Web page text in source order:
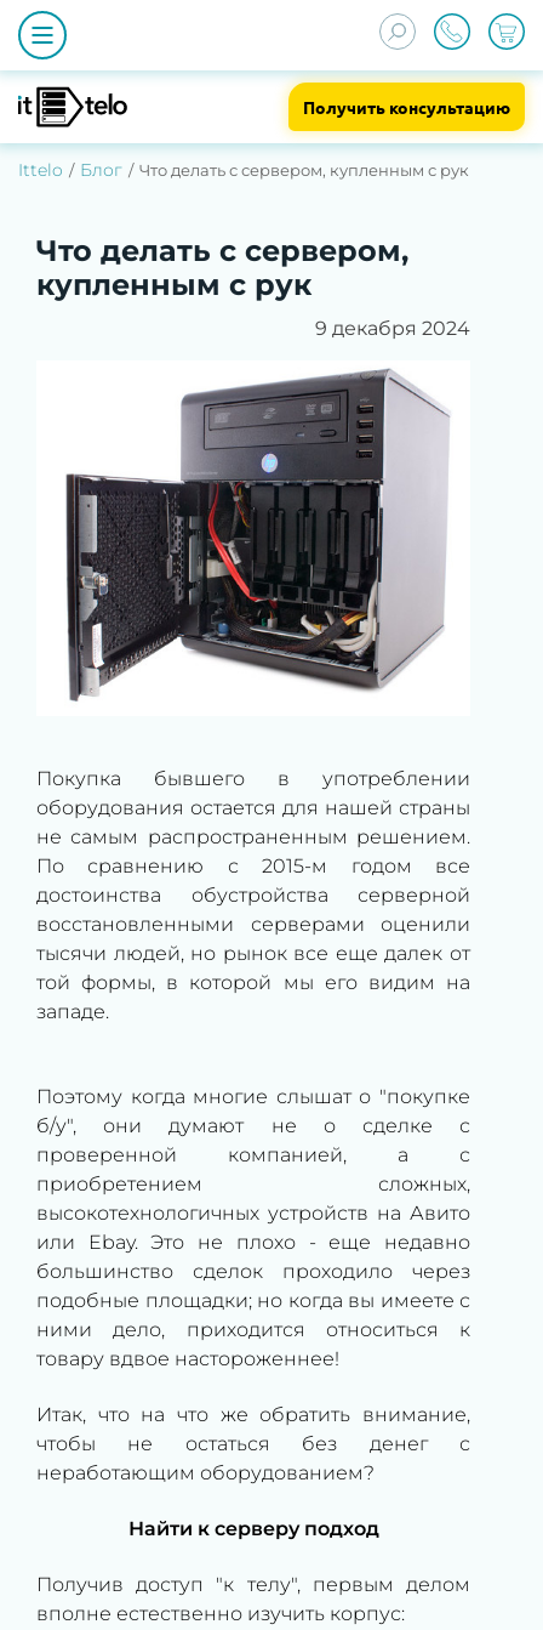
Получить консультацию
Ittelo Блог Что делать с сервером, купленным с рук
Что делать с сервером,
купленным с рук
9 декабря 2024
Покупка бывшего в употреблении
оборудования остается для нашей страны
не самым распространенным решением.
По сравнению с 2015-м годом все
достоинства обустройства серверной
восстановленными серверами оценили
тысячи людей, но рынок все еще далек от
той формы, в которой мы его видим на
западе.
Поэтому когда многие слышат о "покупке
б/у", они думают не о сделке с
проверенной компанией, а с
приобретением сложных,
высокотехнологичных устройств на Авито
или Ebay. Это не плохо - еще недавно
большинство сделок проходило через
подобные площадки; но когда вы имеете с
ними дело, приходится относиться к
товару вдвое настороженнее!
Итак, что на что же обратить внимание,
чтобы не остаться без денег с
неработающим оборудованием?
Найти к серверу подход
Получив доступ "к телу", первым делом
вполне естественно изучить корпус: